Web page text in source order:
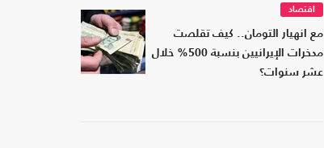
اقتصاد
مع انهيار التومان.. كيف تقلصت
مدخرات الإيرانيين بنسبة 500% خلال
عشر سنوات؟